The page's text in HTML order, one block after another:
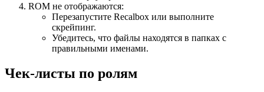
ROM не отображаются:
Перезапустите Recalbox или выполните
скрейпинг.
Убедитесь, что файлы находятся в папках с
правильными именами.
Чек‑листы по ролям